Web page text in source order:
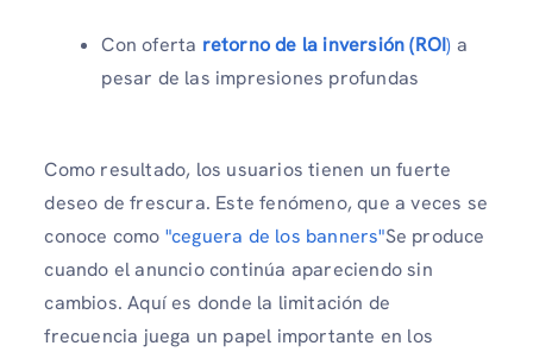
Con oferta retorno de la inversión (ROI) a
pesar de las impresiones profundas
Como resultado, los usuarios tienen un fuerte
deseo de frescura. Este fenómeno, que a veces se
conoce como "ceguera de los banners"Se produce
cuando el anuncio continúa apareciendo sin
cambios. Aquí es donde la limitación de
frecuencia juega un papel importante en los